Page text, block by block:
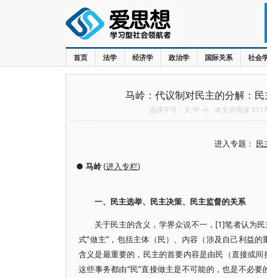
首页 法学 经济学 政治学 国际关系 社会
马岭：代议制对民主的分解：
选择字号： 大 中 小 本文共阅读
进入专题： 民
● 马岭(进入专栏)
一、民主选举、民主决策、民主监督的关系
关于民主的含义，学界众说不一，[1]笔者认为
式“做主”，包括主体（民）、内容（涉及自己利益
含义是最重要的，民主的首要内容是由民（直接或间
这些事务都由“民”直接做主是不可能的，也是不必